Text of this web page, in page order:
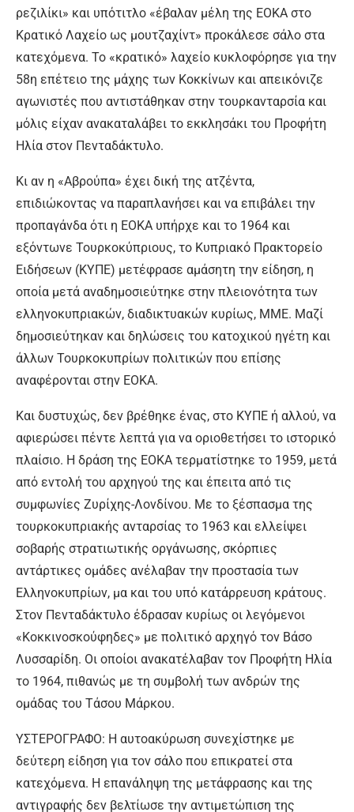
ρεζιλίκι» και υπότιτλο «έβαλαν μέλη της ΕΟΚΑ στο
Κρατικό Λαχείο ως μουτζαχίντ» προκάλεσε σάλο στα
κατεχόμενα. Το «κρατικό» λαχείο κυκλοφόρησε για την
58η επέτειο της μάχης των Κοκκίνων και απεικόνιζε
αγωνιστές που αντιστάθηκαν στην τουρκανταρσία και
μόλις είχαν ανακαταλάβει το εκκλησάκι του Προφήτη
Ηλία στον Πενταδάκτυλο.
Κι αν η «Αβρούπα» έχει δική της ατζέντα,
επιδιώκοντας να παραπλανήσει και να επιβάλει την
προπαγάνδα ότι η ΕΟΚΑ υπήρχε και το 1964 και
εξόντωνε Τουρκοκύπριους, το Κυπριακό Πρακτορείο
Ειδήσεων (ΚΥΠΕ) μετέφρασε αμάσητη την είδηση, η
οποία μετά αναδημοσιεύτηκε στην πλειονότητα των
ελληνοκυπριακών, διαδικτυακών κυρίως, ΜΜΕ. Μαζί
δημοσιεύτηκαν και δηλώσεις του κατοχικού ηγέτη και
άλλων Τουρκοκυπρίων πολιτικών που επίσης
αναφέρονται στην ΕΟΚΑ.
Και δυστυχώς, δεν βρέθηκε ένας, στο ΚΥΠΕ ή αλλού, να
αφιερώσει πέντε λεπτά για να οριοθετήσει το ιστορικό
πλαίσιο. Η δράση της ΕΟΚΑ τερματίστηκε το 1959, μετά
από εντολή του αρχηγού της και έπειτα από τις
συμφωνίες Ζυρίχης-Λονδίνου. Με το ξέσπασμα της
τουρκοκυπριακής ανταρσίας το 1963 και ελλείψει
σοβαρής στρατιωτικής οργάνωσης, σκόρπιες
αντάρτικες ομάδες ανέλαβαν την προστασία των
Ελληνοκυπρίων, μα και του υπό κατάρρευση κράτους.
Στον Πενταδάκτυλο έδρασαν κυρίως οι λεγόμενοι
«Κοκκινοσκούφηδες» με πολιτικό αρχηγό τον Βάσο
Λυσσαρίδη. Οι οποίοι ανακατέλαβαν τον Προφήτη Ηλία
το 1964, πιθανώς με τη συμβολή των ανδρών της
ομάδας του Τάσου Μάρκου.
ΥΣΤΕΡΟΓΡΑΦΟ: Η αυτοακύρωση συνεχίστηκε με
δεύτερη είδηση για τον σάλο που επικρατεί στα
κατεχόμενα. Η επανάληψη της μετάφρασης και της
αντιγραφής δεν βελτίωσε την αντιμετώπιση της